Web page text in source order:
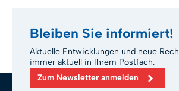
Bleiben Sie informiert!
Aktuelle Entwicklungen und neue
immer aktuell in Ihrem Postfach.
Zum Newsletter anmelden